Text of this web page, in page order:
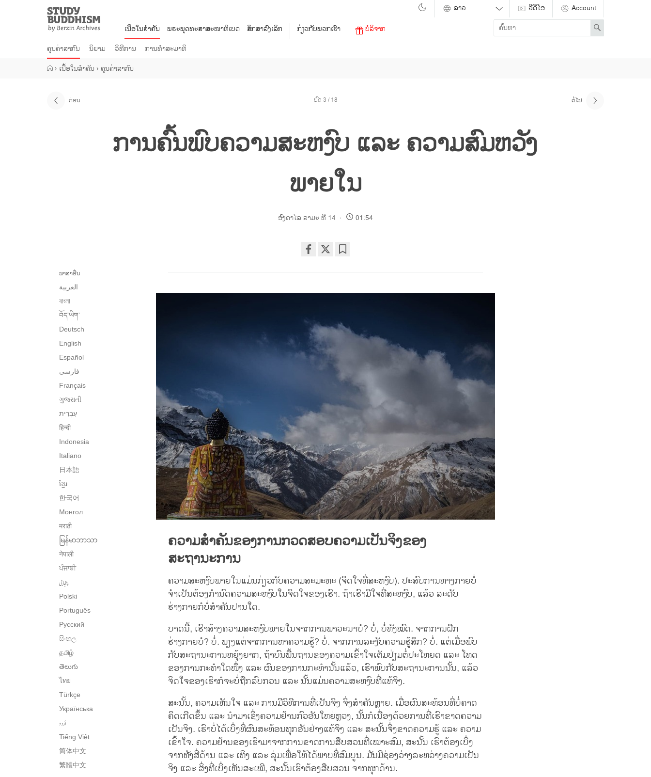
Study
Buddhism
Home
ເນື້ອໃນສຳຄັນ
ຄຸນຄ່າສາກົນ
ນິຍາມ ວິທີການ ການທຳສະມາທິ
ພຣະພຸດທະສາສະໜາທິເບດ ສຶກສາລົງເລິກ ກ່ຽວກັບພວກເຮົາ ບໍລິຈາກ
ວີດີໂອ
Account
Enter
search
term
Search
› ເນື້ອໃນສຳຄັນ › ຄຸນຄ່າສາກົນ
ກ່ອນ ບົດ 3 / 18 ຕໍ່ໄປ
ການຄົ້ນພົບຄວາມສະຫງົບ ແລະ ຄວາມສົມຫວັງ
ພາຍໃນ
ອົງດາໄລ ລາມະ ທີ 14 01:54
on
ພາສາອື່ນ
العربية
বাংলা
བོད་ཡིག་
Deutsch
English
Español
فارسی
Français
ગુજરાતી
हिन्दी
Indonesia
Italiano
日本語
ខ្មែរ
한국어
Монгол
मराठी
မြန်မာဘာသာ
नेपाली
ਪੰਜਾਬੀ
پنجابی
Polski
Português
Русский
සිංහල
தமிழ்
తెలుగు
ไทย
Türkçe
Українська
اُردو
Tiếng Việt
简体中文
繁體中文
ຄວາມສຳຄັນຂອງການກວດສອບຄວາມເປັນຈິງຂອງ
ສະຖານະການ
ຄວາມສະຫງົບພາຍໃນແມ່ນກ່ຽວກັບຄວາມສະມະທະ (ຈິດໃຈທີ່ສະຫງົບ). ປະສົບການທາງກາຍບໍ່
ຈຳເປັນຕ້ອງກຳນົດຄວາມສະຫງົບໃນຈິດໃຈຂອງເຮົາ. ຖ້າເຮົາມີໃຈທີ່ສະຫງົບ, ແລ້ວ ລະດັບ
ຮ່າງກາຍກໍບໍ່ສຳຄັນປານໃດ.
ບາດນີ້, ເຮົາສ້າງຄວາມສະຫງົບພາຍໃນຈາກການພາວະນາບໍ? ບໍ່, ບໍ່ທັງໝົດ. ຈາກການຝຶກ
ຮ່າງກາຍບໍ? ບໍ່. ພຽງແຕ່ຈາກການຫາຄວາມຮູ້? ບໍ່. ຈາກການລະງັບຄວາມຮູ້ສຶກ? ບໍ່. ແຕ່ເມື່ອພົບ
ກັບສະຖານະການຫຍຸ້ງຍາກ, ຖ້າບົນພື້ນຖານຂອງຄວາມເຂົ້າໃຈເຕັມປ່ຽມຕໍ່ປະໂຫຍດ ແລະ ໂທດ
ຂອງການກະທຳໃດໜຶ່ງ ແລະ ຜົນຂອງການກະທຳນັ້ນແລ້ວ, ເຮົາພົບກັບສະຖານະການນັ້ນ, ແລ້ວ
ຈິດໃຈຂອງເຮົາກໍຈະບໍ່ຖືກລົບກວນ ແລະ ນັ້ນແມ່ນຄວາມສະຫງົບທີ່ແທ້ຈິງ.
ສະນັ້ນ, ຄວາມເຫັນໃຈ ແລະ ການມີວິທີການທີ່ເປັນຈິງ ຈິ່ງສຳຄັນຫຼາຍ. ເມື່ອຜົນສະທ້ອນທີ່ບໍ່ຄາດ
ຄິດເກີດຂຶ້ນ ແລະ ນຳມາເຊິ່ງຄວາມຢ້ານກົວອັນໃຫຍ່ຫຼວງ, ນັ້ນກໍເນື່ອງດ້ວຍການທີ່ເຮົາຂາດຄວາມ
ເປັນຈິງ. ເຮົາບໍ່ໄດ້ເບິ່ງທີ່ຜົນສະທ້ອນທຸກອັນຢ່າງແທ້ຈິງ ແລະ ສະນັ້ນຈິ່ງຂາດຄວາມຮູ້ ແລະ ຄວາມ
ເຂົ້າໃຈ. ຄວາມຢ້ານຂອງເຮົາມາຈາກການຂາດການສືບສວນທີ່ເໝາະສົມ, ສະນັ້ນ ເຮົາຕ້ອງເບິ່ງ
ຈາກທັງສີ່ດ້ານ ແລະ ເທິງ ແລະ ລຸ່ມເພື່ອໃຫ້ໄດ້ພາບທີ່ສົມບູນ. ມັນມີຊ່ອງວ່າງລະຫວ່າງຄວາມເປັນ
ຈິງ ແລະ ສິ່ງທີ່ເບິ່ງເຫັນສະເໝີ, ສະນັ້ນເຮົາຕ້ອງສືບສວນ ຈາກທຸກດ້ານ.